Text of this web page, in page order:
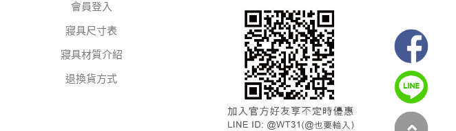
會員登入
寢具尺寸表
寢具材質介紹
退換貨方式